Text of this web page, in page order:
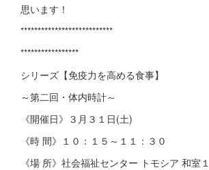
思います！
***************************
*****************
シリーズ【免疫力を高める食事】
～第二回・体内時計～
《開催日》３月３１日(土)
《時 間》１０：１５～１１：３０
《場 所》社会福祉センター トモシア 和室１